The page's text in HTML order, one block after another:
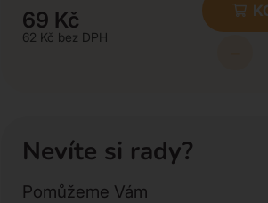
69 Kč
62 Kč
Nevíte si rady?
Pomůžeme Vám